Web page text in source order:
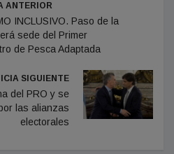
ANTERIOR
INCLUSIVO. Paso de la
sede del Primer
de Pesca Adaptada
SIGUIENTE
del PRO y se
las alianzas
electorales